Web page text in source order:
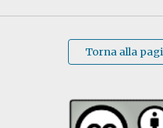
Torna alla